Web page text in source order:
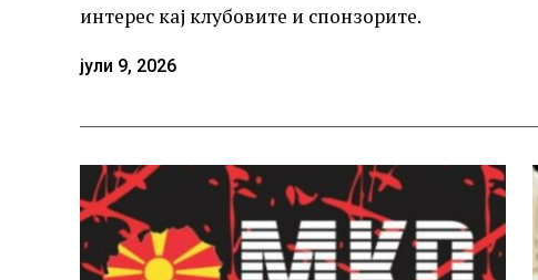
интерес кај клубовите и спонзорите.
јули 9, 2026